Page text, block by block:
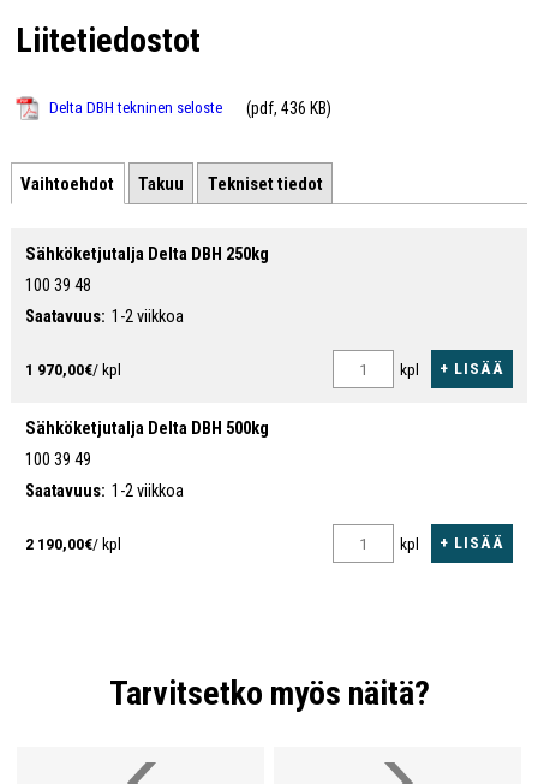
Liitetiedostot
Delta DBH tekninen seloste (pdf, 436 KB)
Vaihtoehdot Takuu Tekniset tiedot
Sähköketjutalja Delta DBH 250kg
100 39 48
Saatavuus: 1-2 viikkoa
1 970,00€/ kpl kpl + LISÄÄ
Sähköketjutalja Delta DBH 500kg
100 39 49
Saatavuus: 1-2 viikkoa
2 190,00€/ kpl kpl + LISÄÄ
Tarvitsetko myös näitä?